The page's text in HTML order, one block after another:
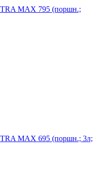
MAX 795 (поршн.;
MAX 695 (поршн.; 3л;